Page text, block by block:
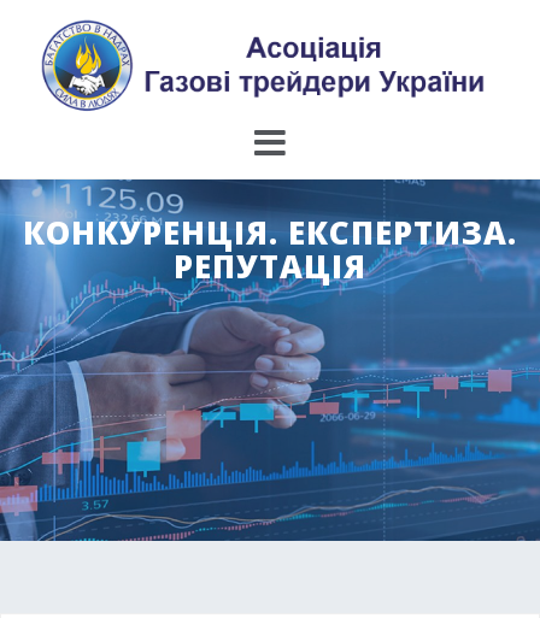
content
КОНКУРЕНЦІЯ. ЕКСПЕРТИЗА.
РЕПУТАЦІЯ